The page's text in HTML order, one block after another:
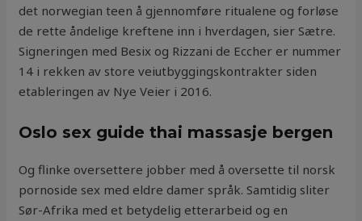
det norwegian teen å gjennomføre ritualene og forløse
de rette åndelige kreftene inn i hverdagen, sier Sætre.
Signeringen med Besix og Rizzani de Eccher er nummer
14 i rekken av store veiutbyggingskontrakter siden
etableringen av Nye Veier i 2016.
Oslo sex guide thai massasje bergen
Og flinke oversettere jobber med å oversette til norsk
pornoside sex med eldre damer språk. Samtidig sliter
Sør-Afrika med et betydelig etterarbeid og en